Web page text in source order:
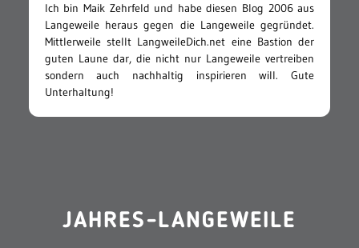
Ich bin Maik Zehrfeld und habe diesen Blog 2006 aus
Langeweile heraus gegen die Langeweile gegründet.
Mittlerweile stellt LangweileDich.net eine Bastion der
guten Laune dar, die nicht nur Langeweile vertreiben
sondern auch nachhaltig inspirieren will. Gute
Unterhaltung!
JAHRES-LANGEWEILE